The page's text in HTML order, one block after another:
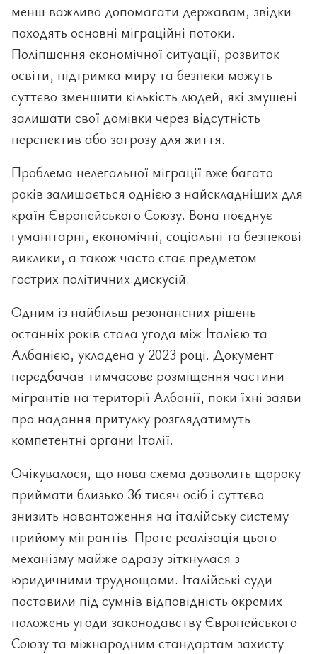
менш важливо допомагати державам, звідки
походять основні міграційні потоки.
Поліпшення економічної ситуації, розвиток
освіти, підтримка миру та безпеки можуть
суттєво зменшити кількість людей, які змушені
залишати свої домівки через відсутність
перспектив або загрозу для життя.
Проблема нелегальної міграції вже багато
років залишається однією з найскладніших для
країн Європейського Союзу. Вона поєднує
гуманітарні, економічні, соціальні та безпекові
виклики, а також часто стає предметом
гострих політичних дискусій.
Одним із найбільш резонансних рішень
останніх років стала угода між Італією та
Албанією, укладена у 2023 році. Документ
передбачав тимчасове розміщення частини
мігрантів на території Албанії, поки їхні заяви
про надання притулку розглядатимуть
компетентні органи Італії.
Очікувалося, що нова схема дозволить щороку
приймати близько 36 тисяч осіб і суттєво
знизить навантаження на італійську систему
прийому мігрантів. Проте реалізація цього
механізму майже одразу зіткнулася з
юридичними труднощами. Італійські суди
поставили під сумнів відповідність окремих
положень угоди законодавству Європейського
Союзу та міжнародним стандартам захисту